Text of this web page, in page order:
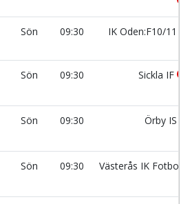
Sön 09:30 IK Oden:F10/11
Sön 09:30 Sickla IF
Sön 09:30 Örby IS
Sön 09:30 Västerås IK